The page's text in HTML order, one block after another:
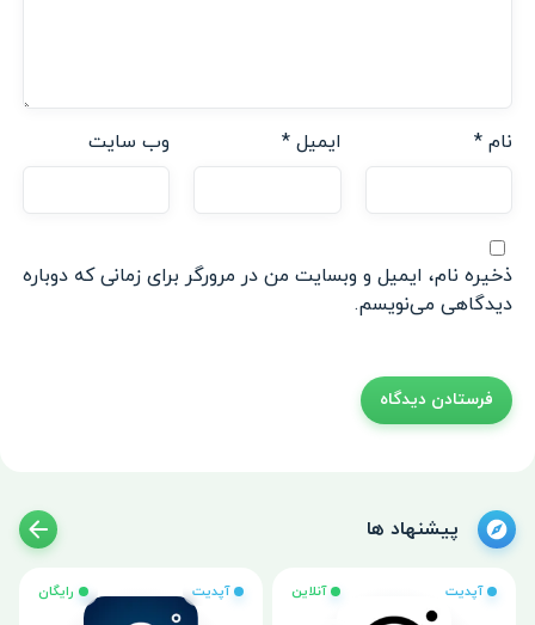
نام * ایمیل* وب‌ سایت
ذخیره نام، ایمیل و وبسایت من در مرورگر برای زمانی که دوباره
دیدگاهی می‌نویسم.
پیشنهاد ها
آپدیت آنلاین آپدیت رایگان